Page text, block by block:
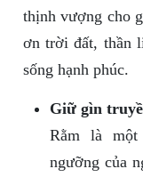
thịnh vượng cho
ơn trời đất, thần
sống hạnh phúc.
Giữ gìn
Rằm là
ngưỡng của